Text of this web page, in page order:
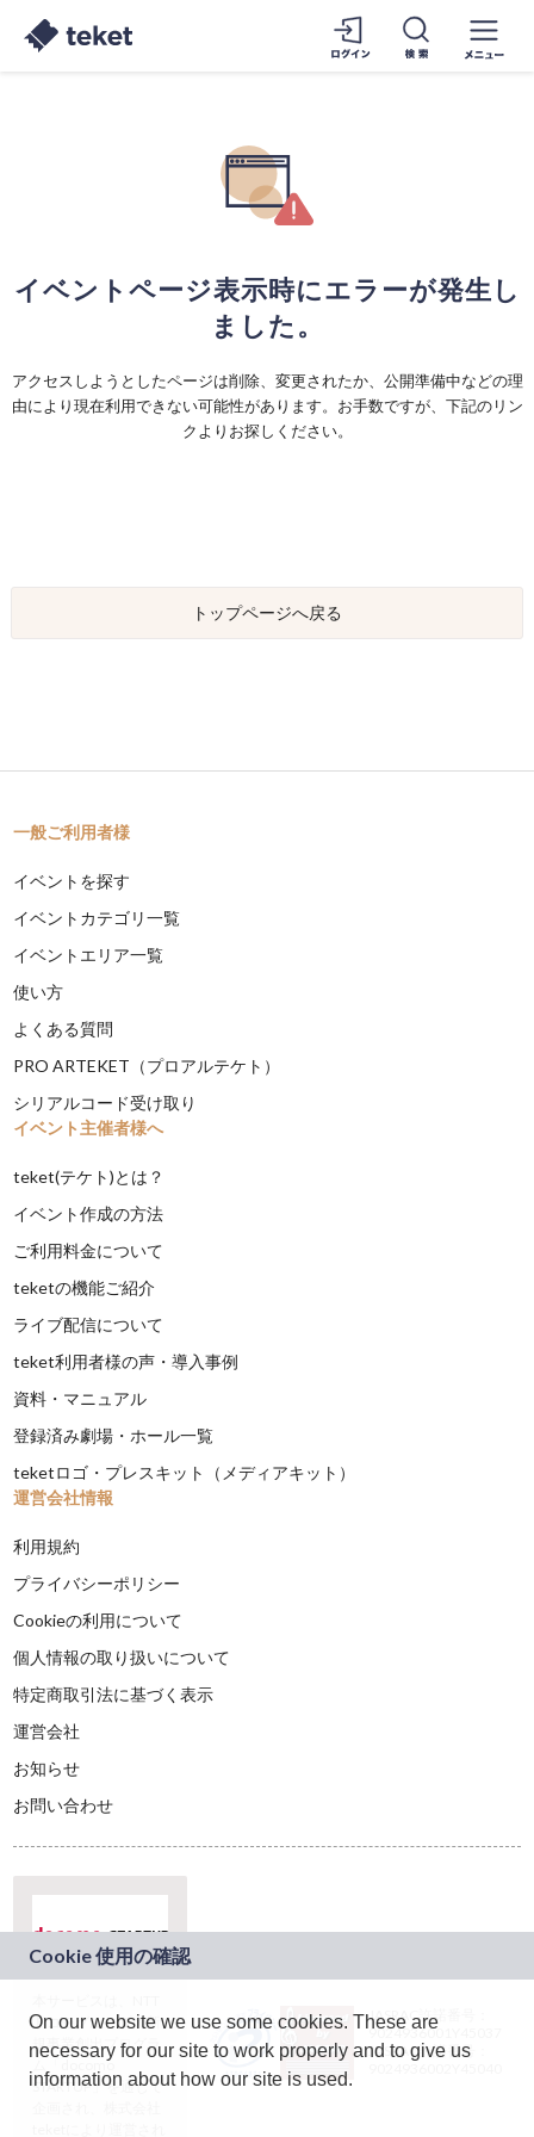
イベントページ表示時にエラーが発生し
ました。
アクセスしようとしたページは削除、変更されたか、公開準備中などの理
由により現在利用できない可能性があります。お手数ですが、下記のリン
クよりお探しください。
トップページへ戻る
一般ご利用者様
イベントを探す
イベントカテゴリ一覧
イベントエリア一覧
使い方
よくある質問
PRO ARTEKET（プロアルテケト）
シリアルコード受け取り
イベント主催者様へ
teket(テケト)とは？
イベント作成の方法
ご利用料金について
teketの機能ご紹介
ライブ配信について
teket利用者様の声・導入事例
資料・マニュアル
登録済み劇場・ホール一覧
teketロゴ・プレスキット（メディアキット）
運営会社情報
利用規約
プライバシーポリシー
Cookieの利用について
個人情報の取り扱いについて
特定商取引法に基づく表示
運営会社
お知らせ
お問い合わせ
ドコモグループの新
規事業創出プログラ
ム「docomo
STARTUP」を通じて
JASRAC許諾番号：
9024936001Y45037
JASRAC許諾番号：
On our website we use some cookies. These are
necessary for our site to work properly and to give us
information about how our site is used.